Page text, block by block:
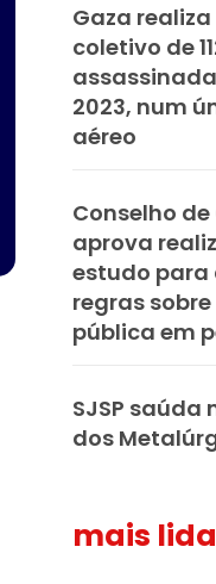
Gaza
coletivo de
2023, num
aéreo
Conselho
aprova
estudo para
regras
pública em
SJSP saúda
dos
mais